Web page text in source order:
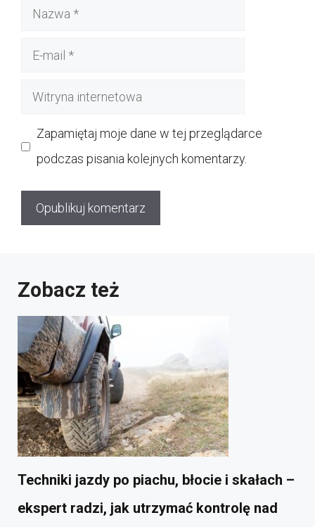
Nazwa
Witryna
Zapamiętaj moje dane w tej przeglądarce
podczas pisania kolejnych komentarzy.
Zobacz też
Techniki jazdy po piachu, błocie i skałach –
ekspert radzi, jak utrzymać kontrolę nad